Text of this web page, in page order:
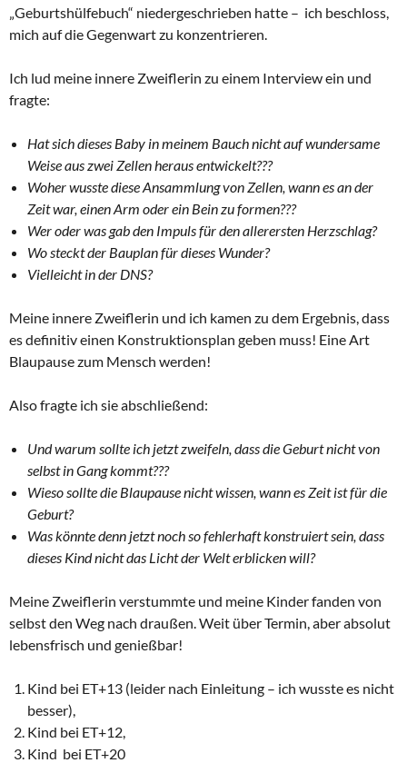
„Geburtshülfebuch“ niedergeschrieben hatte – ich beschloss,
mich auf die Gegenwart zu konzentrieren.
Ich lud meine innere Zweiflerin zu einem Interview ein und
fragte:
Hat sich dieses Baby in meinem Bauch nicht auf wundersame
Weise aus zwei Zellen heraus entwickelt???
Woher wusste diese Ansammlung von Zellen, wann es an der
Zeit war, einen Arm oder ein Bein zu formen???
Wer oder was gab den Impuls für den allerersten Herzschlag?
Wo steckt der Bauplan für dieses Wunder?
Vielleicht in der DNS?
Meine innere Zweiflerin und ich kamen zu dem Ergebnis, dass
es definitiv einen Konstruktionsplan geben muss! Eine Art
Blaupause zum Mensch werden!
Also fragte ich sie abschließend:
Und warum sollte ich jetzt zweifeln, dass die Geburt nicht von
selbst in Gang kommt???
Wieso sollte die Blaupause nicht wissen, wann es Zeit ist für die
Geburt?
Was könnte denn jetzt noch so fehlerhaft konstruiert sein, dass
dieses Kind nicht das Licht der Welt erblicken will?
Meine Zweiflerin verstummte und meine Kinder fanden von
selbst den Weg nach draußen. Weit über Termin, aber absolut
lebensfrisch und genießbar!
Kind bei ET+13 (leider nach Einleitung – ich wusste es nicht
besser),
Kind bei ET+12,
Kind bei ET+20